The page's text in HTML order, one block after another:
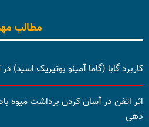
مطالب
کاربرد گابا (گاما آمینو بوتیریک اسید)
اثر اتفن در آسان کردن برداشت میوه
دهی